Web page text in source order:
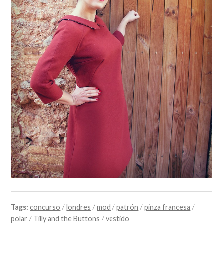
Tags: concurso /londres /mod /patrón /pinza francesa /
polar / Tilly and the Buttons /vestido